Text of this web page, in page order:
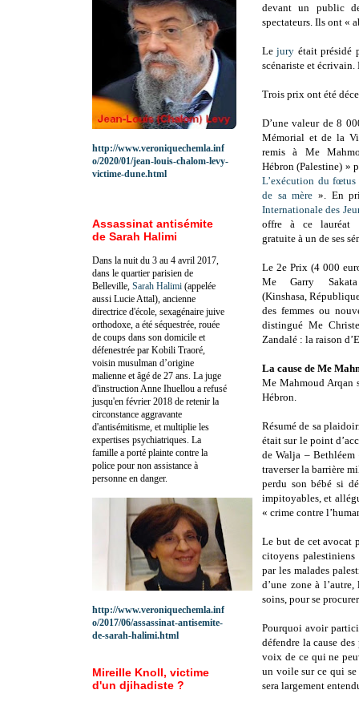
devant un public
spectateurs. Ils ont «
Lejury était présidé
scénariste et
Trois prix ont été
D’une valeur de 8
Mémorial et de la
remis à Me
Hébron (Palestine) »
L’exécution du fœtus
de sa mère ». En
Internationale des
offre à ce lauréat
gratuite à un de ses
Le 2e Prix (4 000
Me Garry
(Kinshasa,
des femmes ou
distingué Me
Zandalé : la raison
La cause de Me
Me Mahmoud Arqan
Hébron.
Résumé de sa
était sur le point
de Walja – Bethléem
traverser la barrière
perdu son bébé si
impitoyables, et
« crime contre
Le but de cet avocat
citoyens
par les malades
d’une zone à
soins, pour se
Pourquoi avoir
défendre la cause
voix de ce qui ne
un voile sur ce qui se
sera largement
http://www.veroniquechemla.inf
o/2020/01/jean-louis-chalom-levy-
victime-dune.html
Assassinat antisémite
de Sarah Halimi
Dans la nuit du 3 au 4 avril 2017,
dans le quartier parisien de
Belleville, Sarah Halimi (appelée
aussi Lucie Attal), ancienne
directrice d'école, sexagénaire juive
orthodoxe, a été séquestrée, rouée
de coups dans son domicile et
défenestrée par Kobili Traoré,
voisin musulman d’origine
malienne et âgé de 27 ans. La juge
d'instruction Anne Ihuellou a refusé
jusqu'en février 2018 de retenir la
circonstance aggravante
d'antisémitisme, et multiplie les
expertises psychiatriques. La
famille a porté plainte contre la
police pour non assistance à
personne en danger.
http://www.veroniquechemla.inf
o/2017/06/assassinat-antisemite-
de-sarah-halimi.html
Mireille Knoll, victime
d'un djihadiste ?